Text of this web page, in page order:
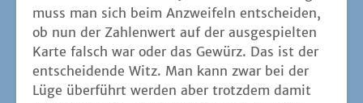
So wursch­telt man sich durch und ver­sucht
dabei so vie­le Kar­ten wie mög­lich zu gewin­
nen, bis die End­kar­te im Nach­zieh­sta­pel auf­
taucht. Zwi­schen­durch kann man dabei auch
pas­sen, um neue Kar­ten nach­zu­zie­hen und die